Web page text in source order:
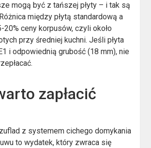
mogą być z tańszej płyty – i tak są
między płytą standardową a
20% ceny korpusów, czyli około
przy średniej kuchni. Jeśli płyta
i odpowiednią grubość (18 mm), nie
zapłacić
z systemem cichego domykania
to wydatek, który zwraca się